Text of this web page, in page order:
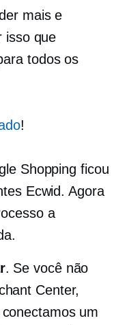
mais e
isso que
todos os
!
Shopping ficou
Ecwid. Agora
a
. Se você não
Center,
um